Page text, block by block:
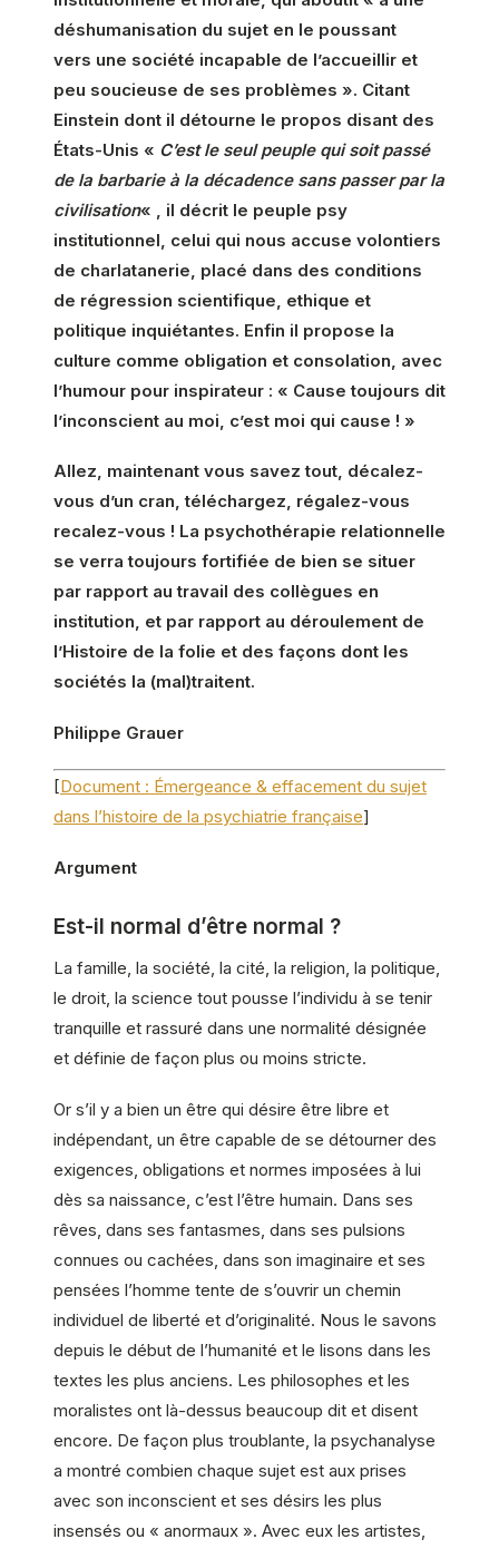
déshumanisation du sujet en le poussant
vers une société incapable de l’accueillir et
peu soucieuse de ses problèmes ». Citant
Einstein dont il détourne le propos disant des
États-Unis « C’est le seul peuple qui soit passé
de la barbarie à la décadence sans passer par la
civilisation« , il décrit le peuple psy
institutionnel, celui qui nous accuse volontiers
de charlatanerie, placé dans des conditions
de régression scientifique, ethique et
politique inquiétantes. Enfin il propose la
culture comme obligation et consolation, avec
l’humour pour inspirateur : « Cause toujours dit
l’inconscient au moi, c’est moi qui cause ! »
Allez, maintenant vous savez tout, décalez-
vous d’un cran, téléchargez, régalez-vous
recalez-vous ! La psychothérapie relationnelle
se verra toujours fortifiée de bien se situer
par rapport au travail des collègues en
institution, et par rapport au déroulement de
l’Histoire de la folie et des façons dont les
sociétés la (mal)traitent.
Philippe Grauer
[Document : Émergeance & effacement du sujet
dans l’histoire de la psychiatrie française]
Argument
Est-il normal d’être normal ?
La famille, la société, la cité, la religion, la politique,
le droit, la science tout pousse l’individu à se tenir
tranquille et rassuré dans une normalité désignée
et définie de façon plus ou moins stricte.
Or s’il y a bien un être qui désire être libre et
indépendant, un être capable de se détourner des
exigences, obligations et normes imposées à lui
dès sa naissance, c’est l’être humain. Dans ses
rêves, dans ses fantasmes, dans ses pulsions
connues ou cachées, dans son imaginaire et ses
pensées l’homme tente de s’ouvrir un chemin
individuel de liberté et d’originalité. Nous le savons
depuis le début de l’humanité et le lisons dans les
textes les plus anciens. Les philosophes et les
moralistes ont là-dessus beaucoup dit et disent
encore. De façon plus troublante, la psychanalyse
a montré combien chaque sujet est aux prises
avec son inconscient et ses désirs les plus
insensés ou « anormaux ». Avec eux les artistes,